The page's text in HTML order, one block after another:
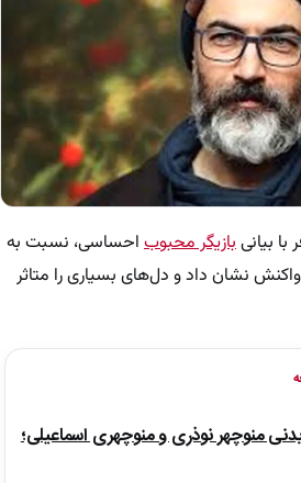
با بیانیبازیگر محبوب احساسی، نسبت به
نشان داد و دل‌های بسیاری را متاثر
منوچهر نوذری و منوچهری اسماعیلی؛